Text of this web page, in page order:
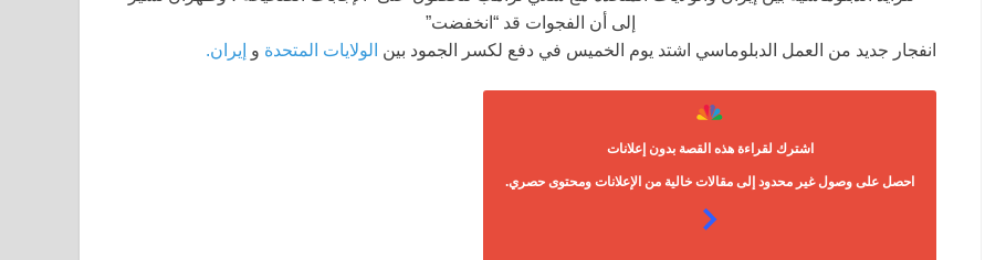
انفجار جديد من العمل الدبلوماسي اشتد يوم الخميس في دفع لكسر الجمود بين الولايات المتحدة و إيران.
اشترك لقراءة هذه القصة بدون إعلانات
احصل على وصول غير محدود إلى مقالات خالية من الإعلانات ومحتوى حصري.